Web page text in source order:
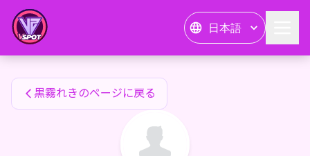
日本語
黒霧れきのファンアイテム
黒霧れきのページに戻る
黒霧れきのファンアイテム — 24karat